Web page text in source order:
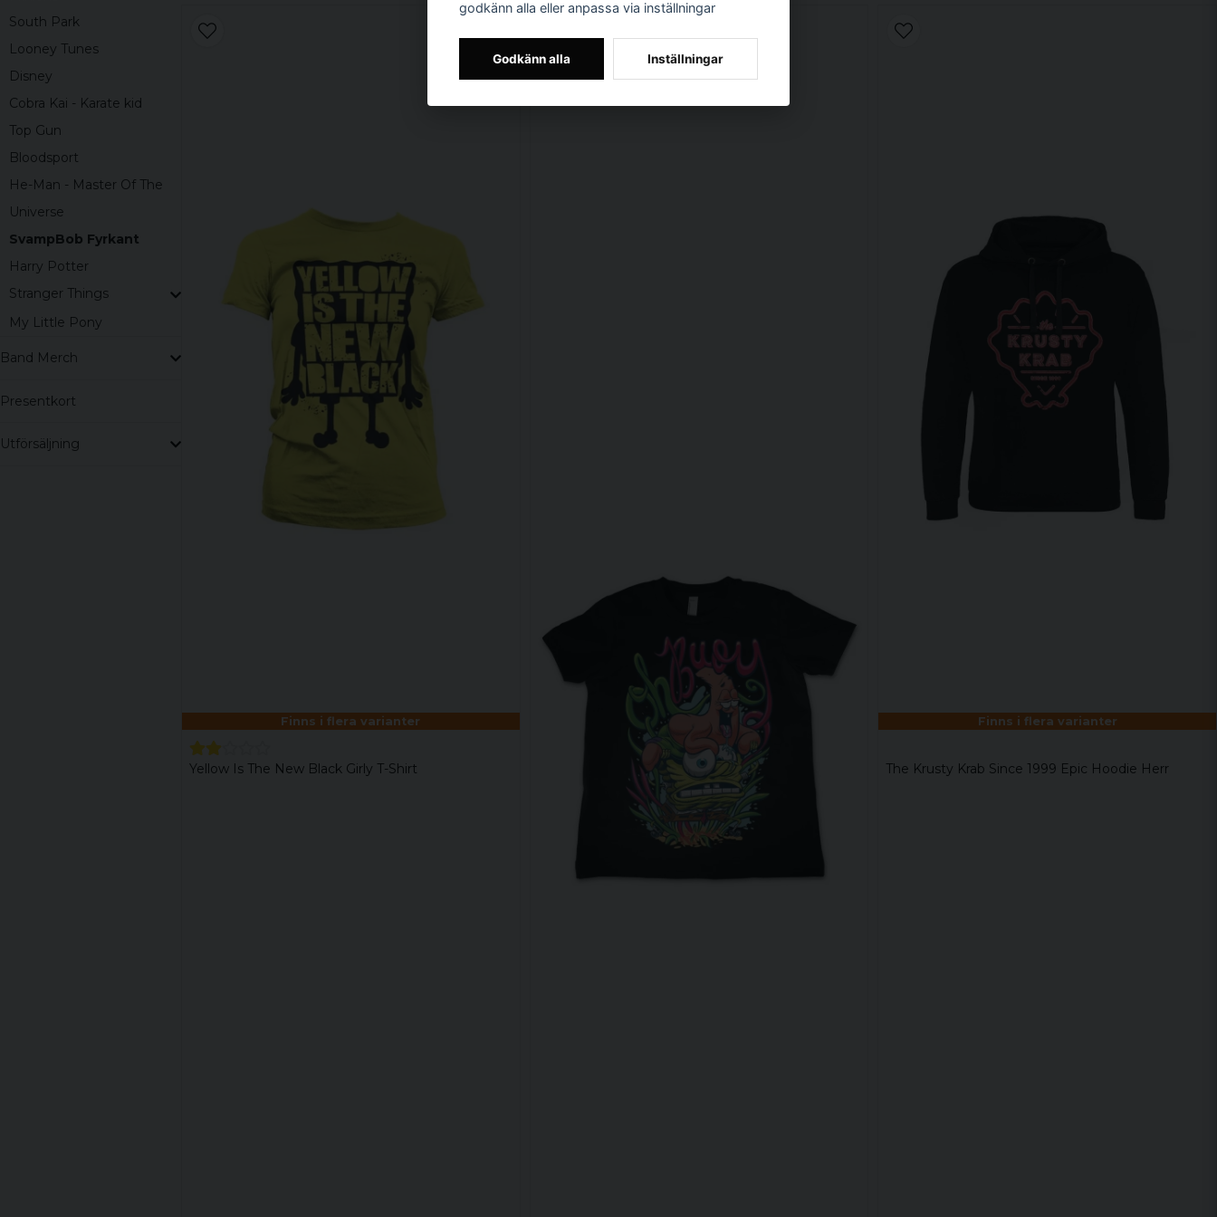
South Park
Looney Tunes
Disney
Cobra Kai - Karate kid
Top Gun
Bloodsport
He-Man - Master Of The
Universe
SvampBob Fyrkant
Harry Potter
Stranger Things
My Little Pony
Band Merch
Presentkort
Utförsäljning
Finns i flera varianter
Yellow Is The New Black Girly T-Shirt
Finns i flera varianter
The Krusty Krab Since 1999 Epic Hoodie Herr
godkänn alla eller anpassa via inställningar
Godkänn alla Inställningar